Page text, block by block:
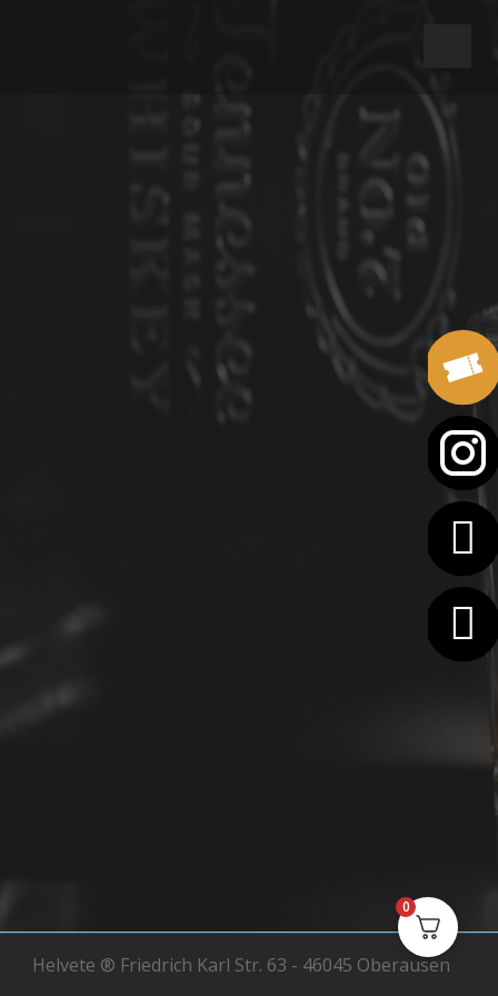
Helvete ® Friedrich Karl Str. 63 - 46045 Oberausen
0